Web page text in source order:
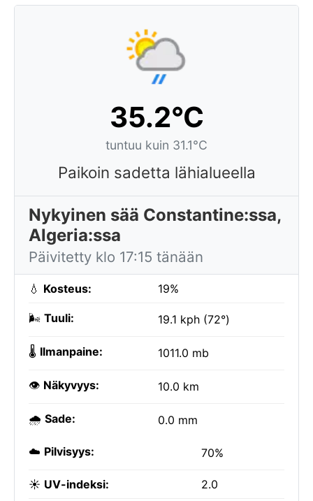
35.2°C
tuntuu kuin 31.1°C
Paikoin sadetta lähialueella
Nykyinen sää Constantine:ssa,
Algeria:ssa
Päivitetty klo 17:15 tänään
💧 Kosteus: 19%
🌬️ Tuuli: 19.1 kph (72°)
🌡️ Ilmanpaine: 1011.0 mb
👁️ Näkyvyys: 10.0 km
🌧️ Sade: 0.0 mm
☁️ Pilvisyys: 70%
☀️ UV-indeksi: 2.0